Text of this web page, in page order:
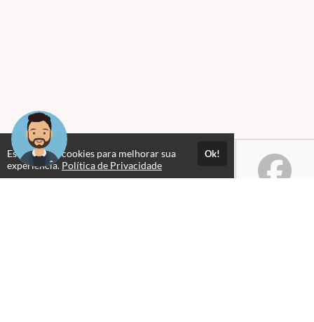
Este site usa cookies para melhorar sua
experiência. Política de Privacidade
Ok!